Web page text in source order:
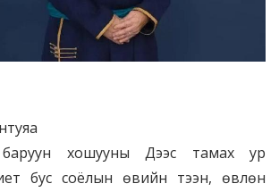
хошууны Дээс тамах ур
бус соёлын өвийн тээн, өвлөн